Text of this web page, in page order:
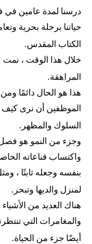
درسنا لمدة عامين
حياتنا برحلة بحرية
الكتاب المقدس.
خلال هذا الوقت ،
المراهقة.
هذا هو الحال دائمًا ومن
الموظفين أن نرى
السلوك والمظهر .
وجزء من النمو هو فصل
واكتساب قناعاته
بنفسه وجعله ثابتًا ،
لمنزل والديها وتبحر .
هناك العديد من
والمغامرات التي
أيضًا جزء من الحياة.